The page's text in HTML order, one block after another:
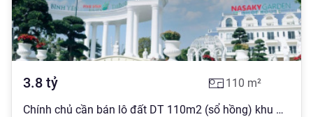
3.8 tỷ 110 m²
Chính chủ cần bán lô đất DT 110m2 (sổ hồng) khu đô thị Five Star Eco City (đường D19), giá 3,8 tỷ